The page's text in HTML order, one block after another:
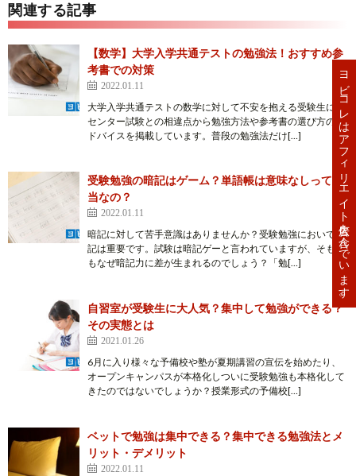
関連する記事
【数学】大学入学共通テストの勉強法！おすすめ参
考書での対策
2022.01.11
大学入学共通テストの数学に対して不安を抱える受験生に、
センター試験との相違点から勉強方法や参考書の選び方のア
ドバイスを掲載しています。普段の勉強法だけ[…]
受験勉強の暗記はゲーム？単語帳は意味なしって本
当なの？
2022.01.11
暗記に対して苦手意識はありませんか？受験勉強において暗
記は重要です。試験は暗記ゲーと言われていますが、そもそ
もなぜ暗記力に差が生まれるのでしょう？「勉[…]
自習室が受験生に大人気？集中して勉強ができる？
その実態とは
2021.01.26
6月に入り様々な予備校や塾が夏期講習の宣伝を始めたり、
オープンキャンパスが本格化しついに受験勉強も本格化して
きたのではないでしょうか？授業形式の予備校[…]
ベットで勉強は集中できる？集中できる勉強法とメ
リット・デメリット
2022.01.11
ヨビコレはアフィリエイト広告を含んでいます。